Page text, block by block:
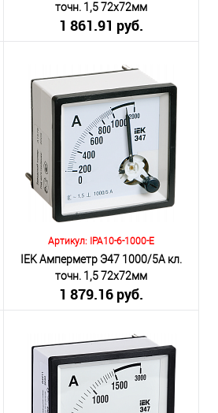
точн. 1,5 72х72мм
1 861.91 руб.
Количество:
В корзину
К сравнению
В избранное
Под заказ
Артикул: IPA10-6-1000-E
IEK Амперметр Э47 1000/5А кл.
точн. 1,5 72х72мм
1 879.16 руб.
Количество:
В корзину